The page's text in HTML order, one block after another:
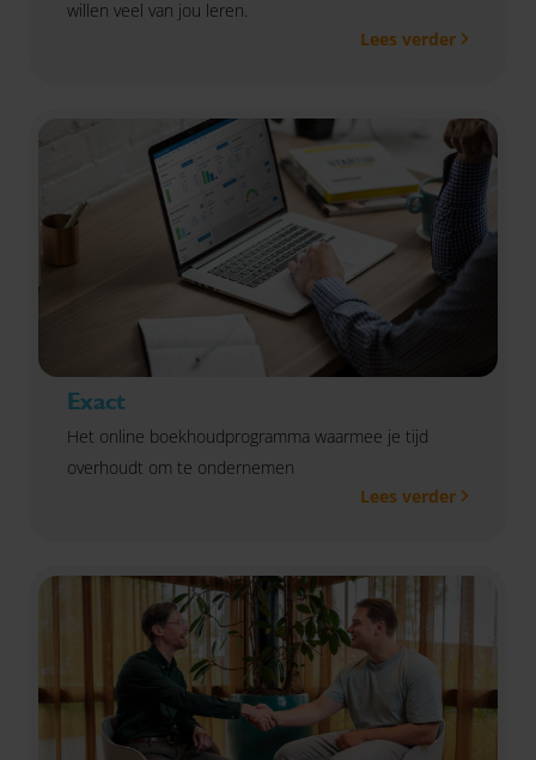
willen veel van jou leren.
Lees verder
Exact
Het online boekhoudprogramma waarmee je tijd
overhoudt om te ondernemen
Lees verder